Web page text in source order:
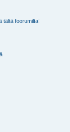
tältä foorumilta!